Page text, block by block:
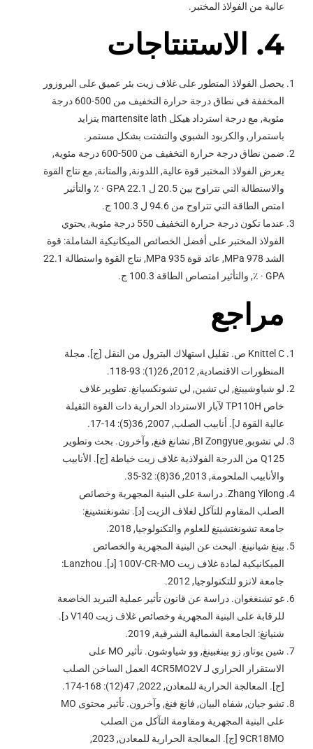
عالية من الفولاذ المختبر.
4. الاستنتاجات
يحصل الفولاذ المتطور على غلاف زيت بئر عميق على البروزور
المخففة في نطاق درجة حرارة التخفيف من 500-600 درجة
مئوية, مع درجة استرداد هيكل martensite lath يتزايد
باستمرار, والكربود الشبوي والتشتت بشكل مستمر.
ضمن نطاق درجة حرارة التخفيف من 500-600 درجة مئوية,
يعرض الفولاذ المختبر قوة عالية, اللدونة, والمتانة, مع نتاج القوة
والاستطالة التي تتراوح بين 20.5 ل 22.1 GPA · ٪ والتأثير
امتص الطاقة التي تتراوح من 94.6 ل 100.3 ج.
عندما تكون درجة حرارة التخفيف 550 درجة مئوية, يحتوي
الفولاذ المختبر على أفضل الخصائص الميكانيكية الشاملة: قوة
الشد 978 MPa, عائد قوة 935 MPa, نتاج القوة واستطالة 22.1
GPA · ٪, والتأثير امتصاص الطاقة 100.3 ج.
مراجع
Knittel C ص. تقليل استهلاك البترول من النقل [ج]. مجلة
المنظورات الاقتصادية, 2012, 26(1): 93-118.
لو شياوشيينغ, لي تشين, لي تشونكسيانغ. تطوير غلاف
خاص TP110H لآبار الاسترداد الحرارية ذات القوة الثقيلة
عالية القوة J]. أنابيب الصلب, 2007, 36(5): 14-17.
لي تشوبو, BI Zongyue, تشانغ فنغ, وآخرون. بحث وتطوير
Q125 من الدرجة الفولاذية غلاف زيت خياطة [ج]. الأنابيب
والأنابيب الملحومة, 2013, 36(8): 32-35.
Zhang Yilong. دراسة على البنية المجهرية وخصائص
الصلب المقاوم للتآكل لغلاف الزيت [د]. تشونغتشينغ:
جامعة تشونغتشينغ للعلوم والتكنولوجيا, 2018.
بينغ شيانينغ. البحث عن البنية المجهرية والخصائص
الميكانيكية لمادة غلاف زيت 100V-CR-MO [د]. Lanzhou:
جامعة لانزو للتكنولوجيا, 2012.
غو تشنغغوان. دراسة عن قانون تأثير عملية التبريد الخاضعة
للرقابة على البنية المجهرية وخصائص غلاف زيت V140 د].
شنيانغ: الجامعة الشمالية الشرقية, 2019.
شين يوتاو, زو بينغبينغ, وو شياوشون. تأثير MO على
الاستقرار الحراري لـ 4CR5MO2V العمل الساخن الصلب
[ج]. المعالجة الحرارية للمعادن, 2022, 47(12): 168-174.
تشو جيان, شفاه البيان, فانغ فنغ, وآخرون. تأثير محتوى MO
على البنية المجهرية ومقاومة التآكل من الصلب
9CR18MO [ج]. المعالجة الحرارية للمعادن, 2023,